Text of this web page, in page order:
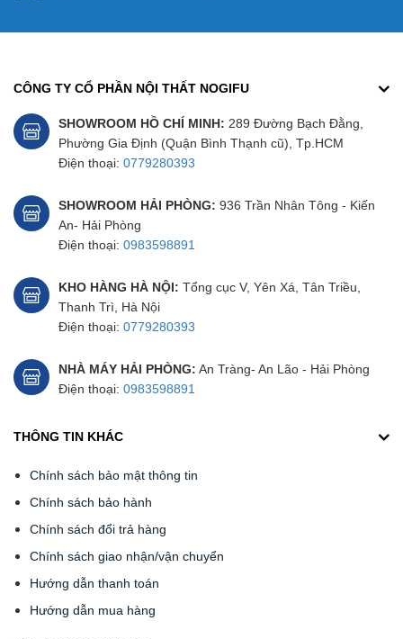
CÔNG TY CỔ PHẦN NỘI THẤT NOGIFU
SHOWROOM HỒ CHÍ MINH: 289 Đường Bạch Đằng,
Phường Gia Định (Quận Bình Thạnh cũ), Tp.HCM
Điện thoại: 0779280393
SHOWROOM HẢI PHÒNG: 936 Trần Nhân Tông - Kiến
An- Hải Phòng
Điện thoại: 0983598891
KHO HÀNG HÀ NỘI: Tổng cục V, Yên Xá, Tân Triều,
Thanh Trì, Hà Nội
Điện thoại: 0779280393
NHÀ MÁY HẢI PHÒNG: An Tràng- An Lão - Hải Phòng
Điện thoại: 0983598891
THÔNG TIN KHÁC
Chính sách bảo mật thông tin
Chính sách bảo hành
Chính sách đổi trả hàng
Chính sách giao nhận/vận chuyển
Hướng dẫn thanh toán
Hướng dẫn mua hàng